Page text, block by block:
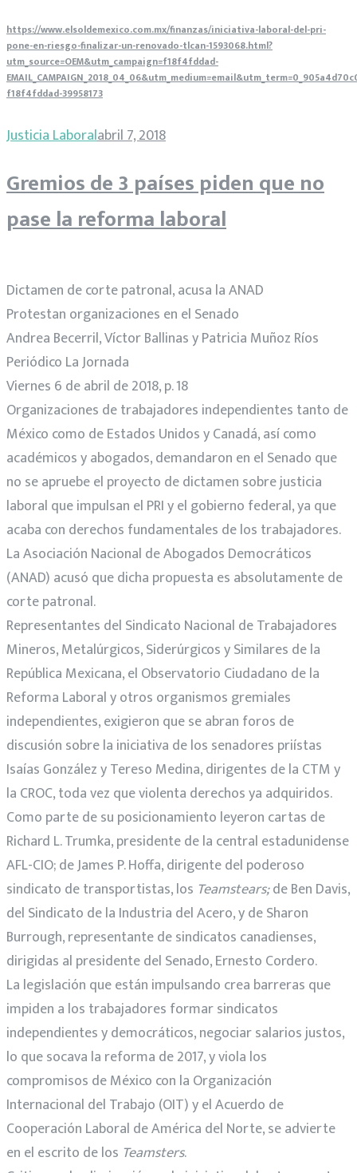
https://www.elsoldemexico.com.mx/finanzas/iniciativa-laboral-del-pri-
pone-en-riesgo-finalizar-un-renovado-tlcan-1593068.html?
utm_source=OEM&utm_campaign=f18f4fddad-
f18f4fddad-39958173
Justicia Laboralabril 7, 2018
Gremios de 3 países piden que no
pase la reforma laboral
Dictamen de corte patronal, acusa la ANAD
Protestan organizaciones en el Senado
Andrea Becerril, Víctor Ballinas y Patricia Muñoz Ríos
Periódico La Jornada
Viernes 6 de abril de 2018, p. 18
Organizaciones de trabajadores independientes tanto de
México como de Estados Unidos y Canadá, así como
académicos y abogados, demandaron en el Senado que
no se apruebe el proyecto de dictamen sobre justicia
laboral que impulsan el PRI y el gobierno federal, ya que
acaba con derechos fundamentales de los trabajadores.
La Asociación Nacional de Abogados Democráticos
(ANAD) acusó que dicha propuesta es absolutamente de
corte patronal.
Representantes del Sindicato Nacional de Trabajadores
Mineros, Metalúrgicos, Siderúrgicos y Similares de la
República Mexicana, el Observatorio Ciudadano de la
Reforma Laboral y otros organismos gremiales
independientes, exigieron que se abran foros de
discusión sobre la iniciativa de los senadores priístas
Isaías González y Tereso Medina, dirigentes de la CTM y
la CROC, toda vez que violenta derechos ya adquiridos.
Como parte de su posicionamiento leyeron cartas de
Richard L. Trumka, presidente de la central estadunidense
AFL-CIO; de James P. Hoffa, dirigente del poderoso
sindicato de transportistas, los Teamstears;de Ben Davis,
del Sindicato de la Industria del Acero, y de Sharon
Burrough, representante de sindicatos canadienses,
dirigidas al presidente del Senado, Ernesto Cordero.
La legislación que están impulsando crea barreras que
impiden a los trabajadores formar sindicatos
independientes y democráticos, negociar salarios justos,
lo que socava la reforma de 2017, y viola los
compromisos de México con la Organización
Internacional del Trabajo (OIT) y el Acuerdo de
Cooperación Laboral de América del Norte, se advierte
en el escrito de los Teamsters.